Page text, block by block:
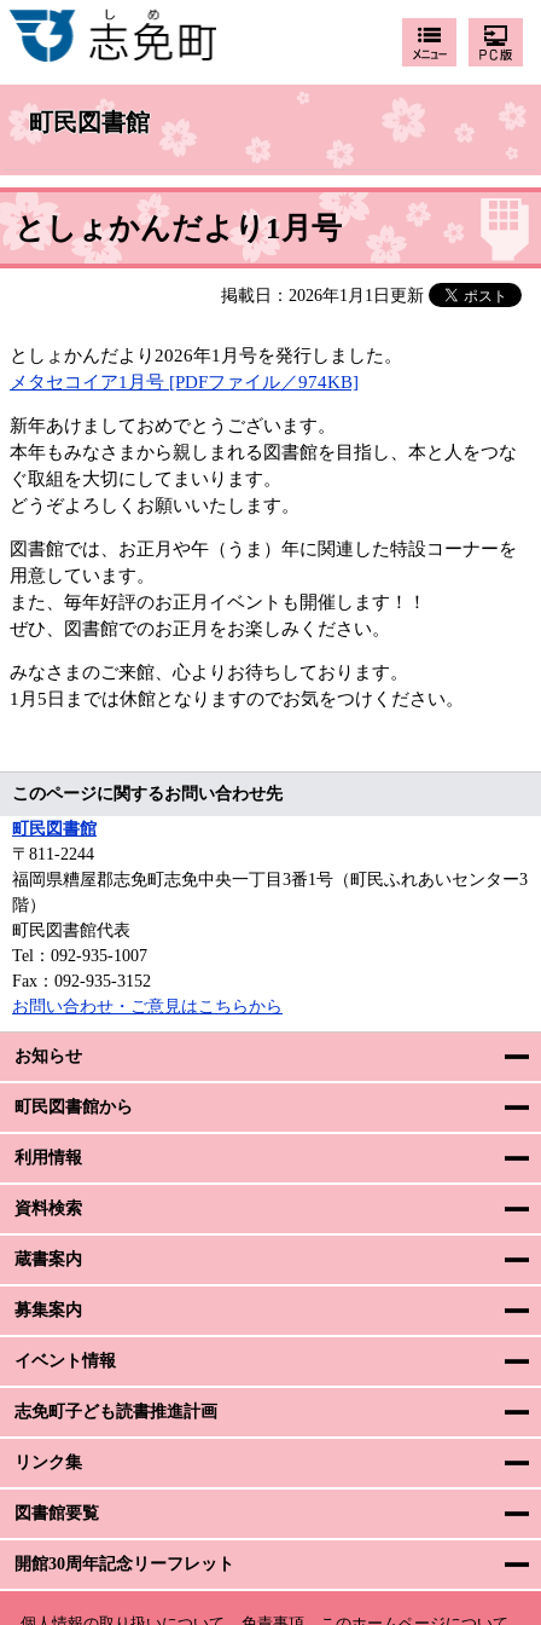
町民図書館
お知らせ
町民図書館から
利用情報
資料検索
蔵書案内
募集案内
イベント情報
志免町子ども読書推進計画
リンク集
図書館要覧
開館30周年記念リーフレット
としょかんだより1月号
掲載日：2026年1月1日更新
としょかんだより2026年1月号を発行しました。
メタセコイア1月号 [PDFファイル／974KB]
新年あけましておめでとうございます。
本年もみなさまから親しまれる図書館を目指し、本と人をつな
ぐ取組を大切にしてまいります。
どうぞよろしくお願いいたします。
図書館では、お正月や午（うま）年に関連した特設コーナーを
用意しています。
また、毎年好評のお正月イベントも開催します！！
ぜひ、図書館でのお正月をお楽しみください。
みなさまのご来館、心よりお待ちしております。
1月5日までは休館となりますのでお気をつけください。
このページに関するお問い合わせ先
町民図書館
〒811‐2244
福岡県糟屋郡志免町志免中央一丁目3番1号（町民ふれあいセンター3
階）
町民図書館代表
Tel：092-935-1007
Fax：092-935-3152
お問い合わせ・ご意見はこちらから